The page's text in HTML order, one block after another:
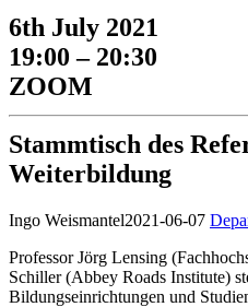
6th July 2021
19:00 – 20:30
ZOOM
Stammtisch des
Weiterbildung
Ingo Weismantel2021-06-07
Professor Jörg Lensing
Schiller (Abbey Roads Institute)
Bildungseinrichtungen und